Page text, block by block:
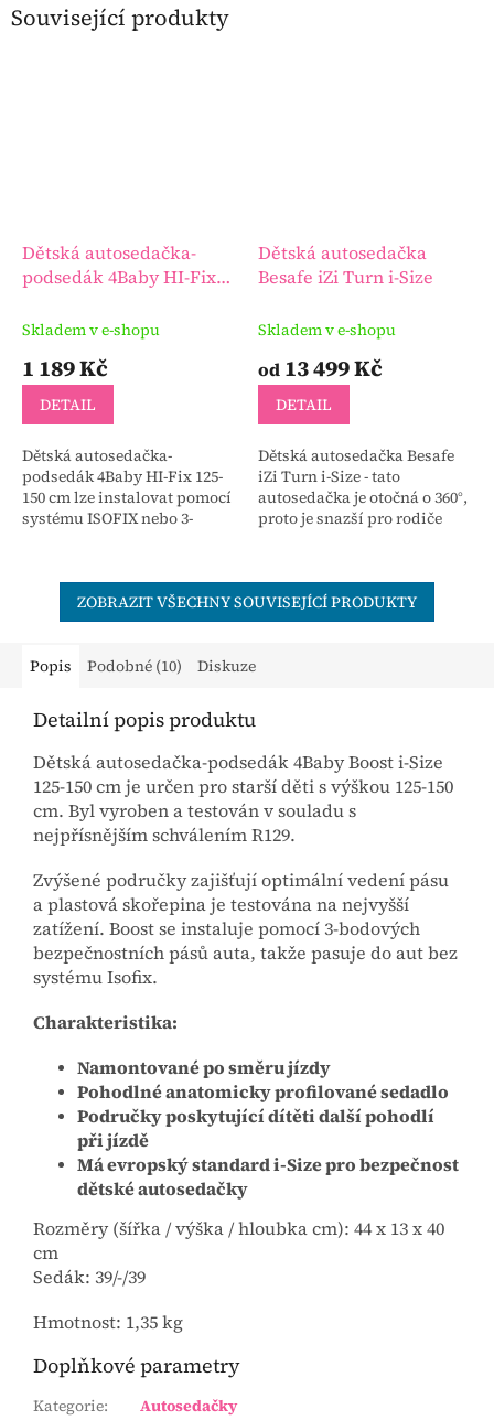
Související produkty
Dětská autosedačka-
podsedák 4Baby HI-Fix
Skladem v e-shopu
1 189 Kč
DETAIL
Dětská autosedačka-
podsedák 4Baby HI-Fix 125-
150 cm lze instalovat pomocí
systému ISOFIX nebo 3-
Dětská autosedačka
Besafe iZi Turn i-Size
Skladem v e-shopu
od 13 499 Kč
DETAIL
Dětská autosedačka Besafe
iZi Turn i-Size - tato
autosedačka je otočná o 360°,
proto je snazší pro rodiče
doporučujeme, aby...
ZOBRAZIT VŠECHNY SOUVISEJÍCÍ PRODUKTY
Popis Podobné (10) Diskuze
Detailní popis produktu
Dětská autosedačka-podsedák 4Baby Boost i-Size
125-150 cm je určen pro starší děti s výškou 125-150
cm. Byl vyroben a testován v souladu s
nejpřísnějším schválením R129.
Zvýšené područky zajišťují optimální vedení pásu
a plastová skořepina je testována na nejvyšší
zatížení. Boost se instaluje pomocí 3-bodových
bezpečnostních pásů auta, takže pasuje do aut bez
systému Isofix.
Charakteristika:
Namontované po směru jízdy
Pohodlné anatomicky profilované sedadlo
Područky poskytující dítěti další pohodlí
při jízdě
Má evropský standard i-Size pro bezpečnost
dětské autosedačky
Rozměry (šířka / výška / hloubka cm): 44 x 13 x 40
cm
Sedák: 39/-/39
Hmotnost: 1,35 kg
Doplňkové parametry
Kategorie:
Autosedačky